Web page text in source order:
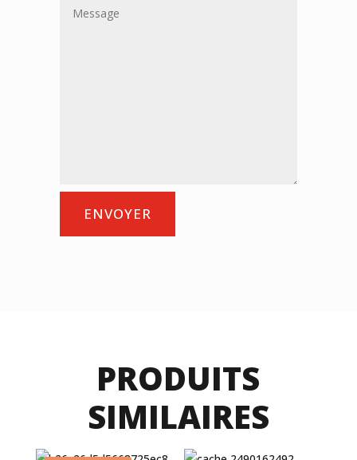
ENVOYER
PRODUITS
SIMILAIRES